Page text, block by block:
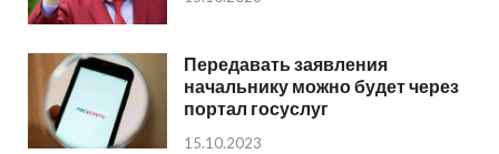
Передавать заявления
начальнику можно будет через
портал госуслуг
15.10.2023